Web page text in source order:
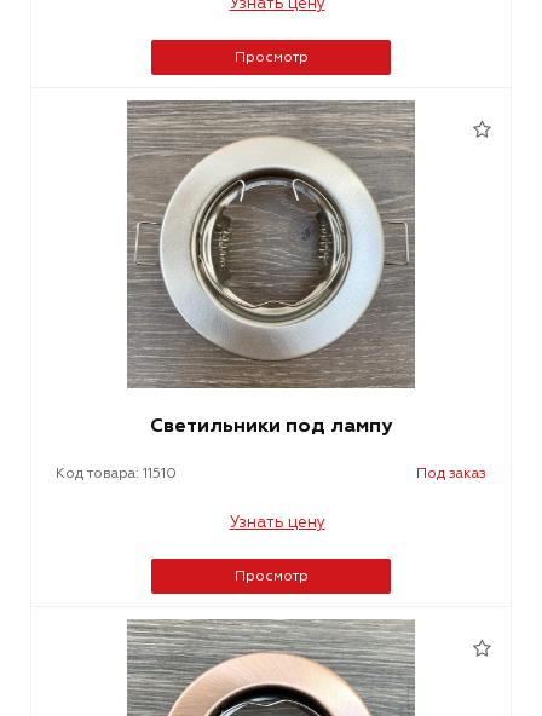
Просмотр
Светильники под лампу
Код товара: 11510 Под заказ
Узнать цену
Просмотр